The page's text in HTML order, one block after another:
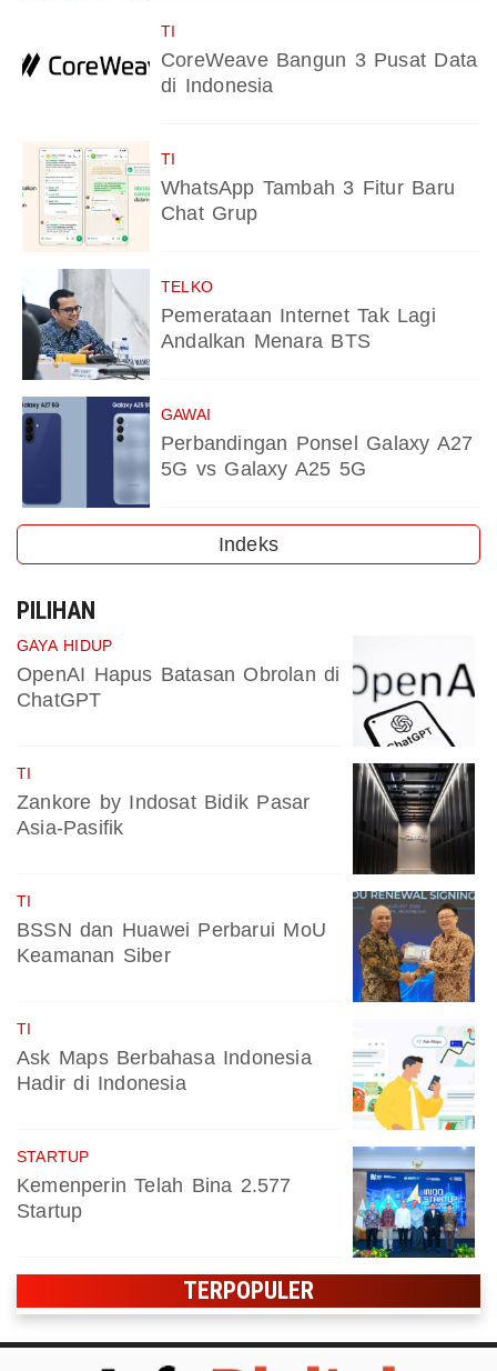
TI
CoreWeave Bangun 3 Pusat Data
di Indonesia
TI
WhatsApp Tambah 3 Fitur Baru
Chat Grup
TELKO
Pemerataan Internet Tak Lagi
Andalkan Menara BTS
GAWAI
Perbandingan Ponsel Galaxy A27
5G vs Galaxy A25 5G
Indeks
PILIHAN
GAYA HIDUP
OpenAI Hapus Batasan Obrolan di
ChatGPT
TI
Zankore by Indosat Bidik Pasar
Asia-Pasifik
TI
BSSN dan Huawei Perbarui MoU
Keamanan Siber
TI
Ask Maps Berbahasa Indonesia
Hadir di Indonesia
STARTUP
Kemenperin Telah Bina 2.577
Startup
TERPOPULER